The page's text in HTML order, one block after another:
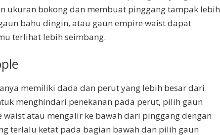
ukuran bokong dan membuat pinggang tampak lebih
bahu dingin, atau gaun empire waist dapat
terlihat lebih seimbang.
memiliki dada dan perut yang lebih besar dari
menghindari penekanan pada perut, pilih gaun
atau mengalir ke bawah dari pinggang dengan
terlalu ketat pada bagian bawah dan pilih gaun